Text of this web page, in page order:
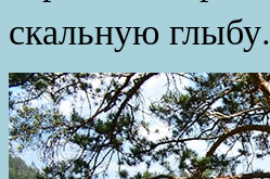
скальную глыбу.